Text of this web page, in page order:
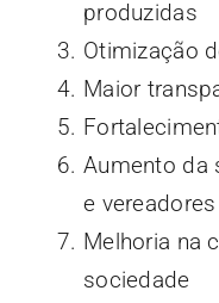
produzidas
Otimização
Maior
Aumento da
e vereadores
Melhoria na
sociedade